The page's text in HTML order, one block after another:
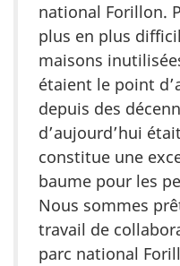
national Forillon.
plus en plus
maisons
étaient le point
depuis des
d’aujourd’hui
constitue une
baume pour les
Nous sommes
travail de
parc national